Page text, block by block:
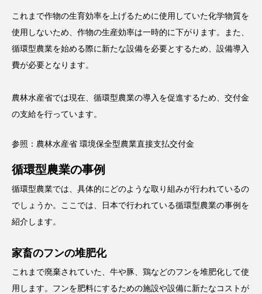
これまで作物の生育効率を上げるために使用していた化学物質を
使用しないため、作物の生産効率は一時的に下がります。また、
循環型農業を始める際に新たな設備を必要とするため、設備導入
費が必要となります。
農林水産省では現在、循環型農業の導入を促進するため、交付金
の支給を行っています。
参照： 農林水産省 環境保全型農業直接支払交付金
循環型農業の事例
循環型農業では、具体的にどのような取り組みが行われているの
でしょうか。ここでは、日本で行われている循環型農業の事例を
紹介します。
家畜のフンの堆肥化
これまで廃棄されていた、牛や豚、鶏などのフンを堆肥化して使
用します。フンを肥料にするための施設や設備に新たなコストが